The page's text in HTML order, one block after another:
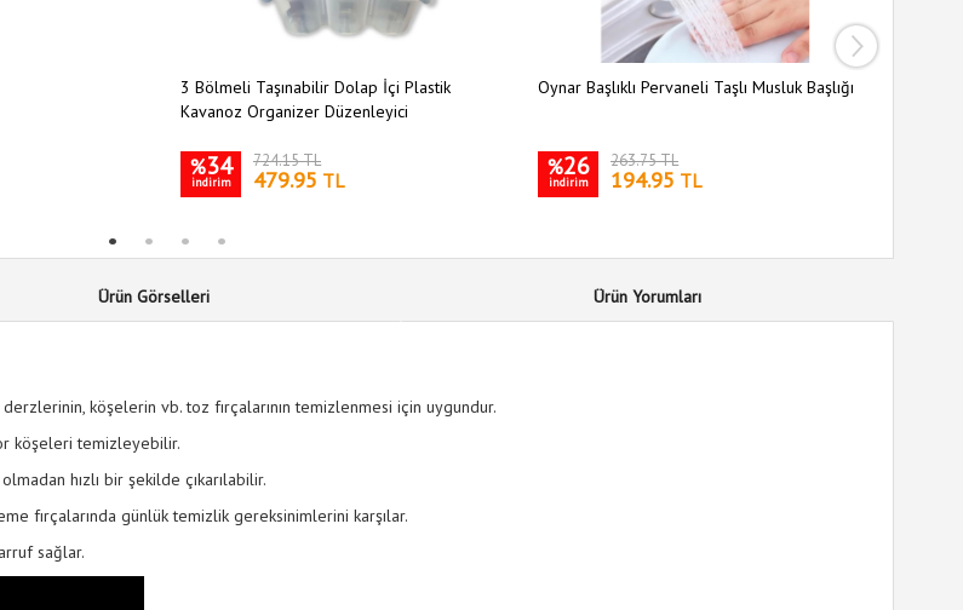
3 Bölmeli Taşınabilir Dolap İçi Plastik
Kavanoz Organizer Düzenleyici
%34
indirim
724.15 TL
479.95 TL
Oynar Başlıklı Pervaneli Taşlı Musluk Başlığı
%26
indirim
263.75 TL
194.95 TL
Ürün Görselleri Ürün Yorumları
köşelerin vb. toz fırçalarının temizlenmesi için uygundur.
köşeleri temizleyebilir.
hızlı bir şekilde çıkarılabilir.
fırçalarında günlük temizlik gereksinimlerini karşılar.
sağlar.